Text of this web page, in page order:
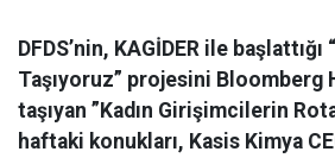
DFDS’nin, KAGİDER ile başlattığı
Taşıyoruz” projesini Bloomberg
taşıyan ”Kadın Girişimcilerin
haftaki konukları, Kasis Kimya